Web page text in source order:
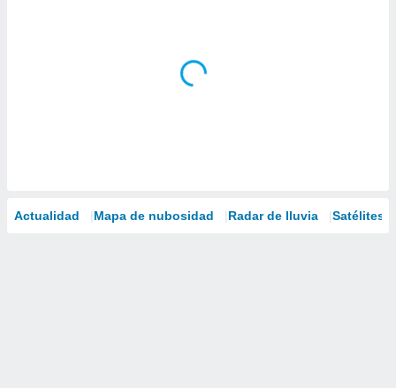
Actualidad Mapa de nubosidad Radar de lluvia Satélites